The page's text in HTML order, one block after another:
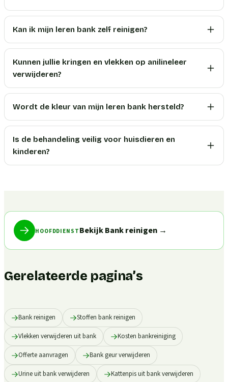
Kan ik mijn leren bank zelf reinigen?
Kunnen jullie kringen en vlekken op anilineleer
verwijderen?
Wordt de kleur van mijn leren bank hersteld?
Is de behandeling veilig voor huisdieren en
kinderen?
HOOFDDIENST Bekijk Bank reinigen→
Gerelateerde pagina’s
Bank reinigen Stoffen bank reinigen
Vlekken verwijderen uit bank Kosten bankreiniging
Offerte aanvragen Bank geur verwijderen
Urine uit bank verwijderen Kattenpis uit bank verwijderen